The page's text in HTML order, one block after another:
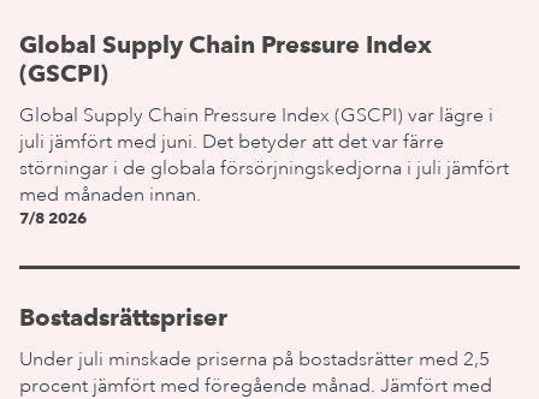
Global Supply Chain Pressure Index
(GSCPI)
Global Supply Chain Pressure Index (GSCPI) var lägre i
juli jämfört med juni. Det betyder att det var färre
störningar i de globala försörjningskedjorna i juli jämfört
med månaden innan.
7/8 2026
Bostadsrättspriser
Under juli minskade priserna på bostadsrätter med 2,5
procent jämfört med föregående månad. Jämfört med